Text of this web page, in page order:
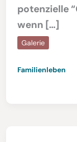
potenzielle
wenn […]
Galerie
Familienleben